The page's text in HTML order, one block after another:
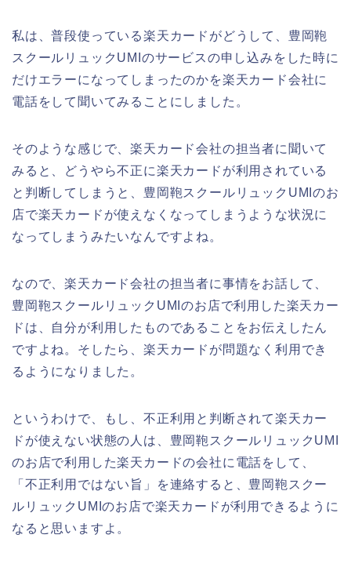
私は、普段使っている楽天カードがどうして、豊岡鞄
スクールリュックUMIのサービスの申し込みをした時に
だけエラーになってしまったのかを楽天カード会社に
電話をして聞いてみることにしました。
そのような感じで、楽天カード会社の担当者に聞いて
みると、どうやら不正に楽天カードが利用されている
と判断してしまうと、豊岡鞄スクールリュックUMIのお
店で楽天カードが使えなくなってしまうような状況に
なってしまうみたいなんですよね。
なので、楽天カード会社の担当者に事情をお話して、
豊岡鞄スクールリュックUMIのお店で利用した楽天カー
ドは、自分が利用したものであることをお伝えしたん
ですよね。そしたら、楽天カードが問題なく利用でき
るようになりました。
というわけで、もし、不正利用と判断されて楽天カー
ドが使えない状態の人は、豊岡鞄スクールリュックUMI
のお店で利用した楽天カードの会社に電話をして、
「不正利用ではない旨」を連絡すると、豊岡鞄スクー
ルリュックUMIのお店で楽天カードが利用できるように
なると思いますよ。